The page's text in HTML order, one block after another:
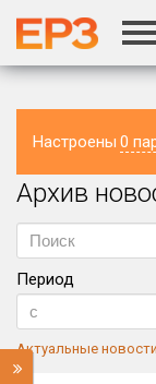
Настроены 0
Регион
Архив
Период
Актуальные новости